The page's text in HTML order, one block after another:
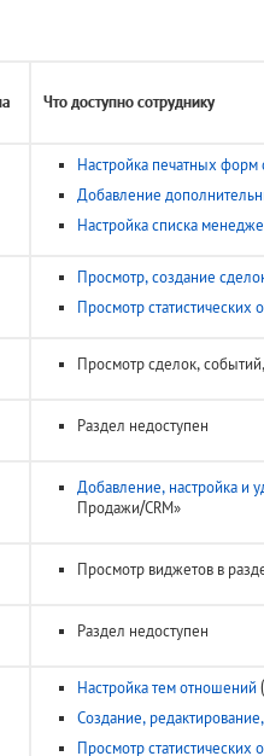
Что доступно сотруднику
Настройка печатных форм
Добавление
Настройка списка
Просмотр, создание
Просмотр статистических
Просмотр сделок,
Раздел недоступен
Добавление, настройка и
Продажи/CRM»
Просмотр виджетов в
Раздел недоступен
Настройка тем отношений
Создание,
Просмотр статистических